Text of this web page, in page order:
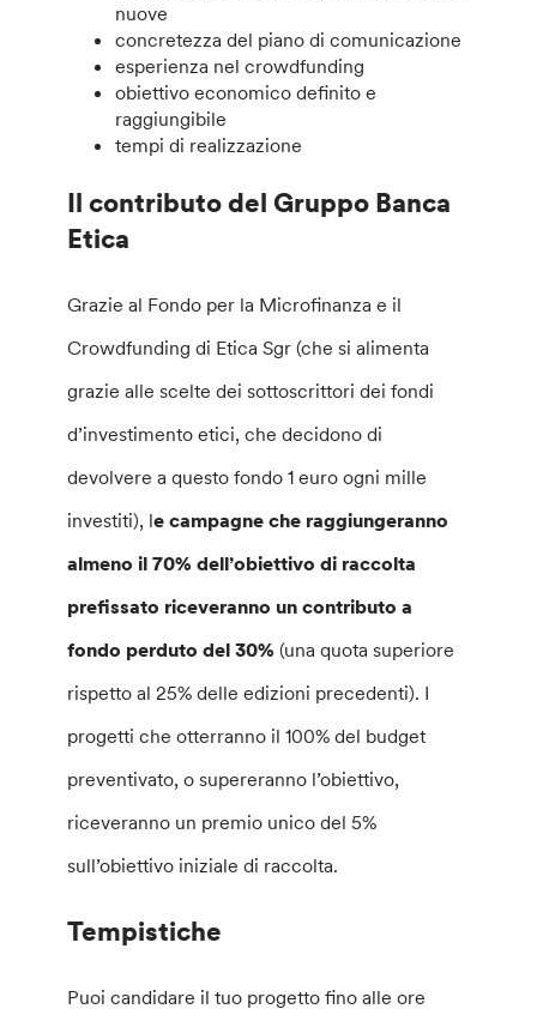
nuove
concretezza del piano di comunicazione
esperienza nel crowdfunding
obiettivo economico definito e
raggiungibile
tempi di realizzazione
Il contributo del Gruppo Banca
Etica
Grazie al Fondo per la Microfinanza e il
Crowdfunding di Etica Sgr (che si alimenta
grazie alle scelte dei sottoscrittori dei fondi
d’investimento etici, che decidono di
devolvere a questo fondo 1 euro ogni mille
investiti), le campagne che raggiungeranno
almeno il 70% dell’obiettivo di raccolta
prefissato riceveranno un contributo a
fondo perduto del 30% (una quota superiore
rispetto al 25% delle edizioni precedenti). I
progetti che otterranno il 100% del budget
preventivato, o supereranno l’obiettivo,
riceveranno un premio unico del 5%
sull’obiettivo iniziale di raccolta.
Tempistiche
Puoi candidare il tuo progetto fino alle ore